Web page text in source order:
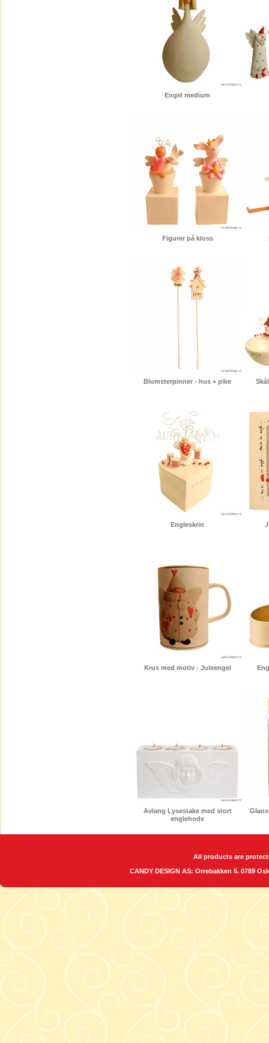
Engel medium
Figurer på kloss
Blomsterpinner - hus + pike
Engleskrin
Krus med motiv - Juleengel
Avlang Lysestake med stort
englehode
All products are
CANDY DESIGN AS: Orrebakken 5. 0789